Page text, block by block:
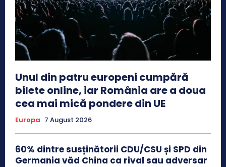
Unul din patru europeni cumpără
bilete online, iar România are a doua
cea mai mică pondere din UE
Europa 7 August 2026
60% dintre susținătorii CDU/CSU și SPD din
Germania văd China ca rival sau adversar